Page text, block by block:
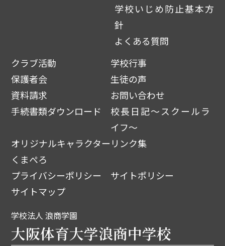
学校いじめ防止基本方
針
よくある質問
クラブ活動
学校行事
保護者会
生徒の声
資料請求
お問い合わせ
手続書類ダウンロード
校長日記～スクールラ
イフ～
オリジナルキャラクター
くまぺろ
リンク集
プライバシーポリシー
サイトポリシー
サイトマップ
学校法人 浪商学園
大阪体育大学浪商中学校